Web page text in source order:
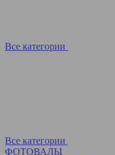
Все категории
Все категории
ФОТОВАЛЫ